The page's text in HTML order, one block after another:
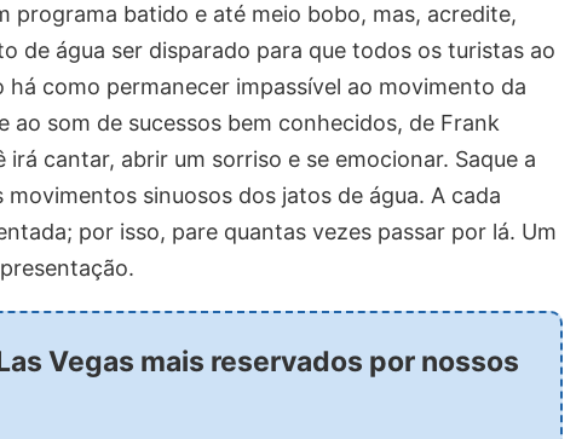
programa batido e até meio bobo, mas, acredite,
de água ser disparado para que todos os turistas ao
como permanecer impassível ao movimento da
ao som de sucessos bem conhecidos, de Frank
cantar, abrir um sorriso e se emocionar. Saque a
sinuosos dos jatos de água. A cada
por isso, pare quantas vezes passar por lá. Um
Vegas mais reservados por nossos